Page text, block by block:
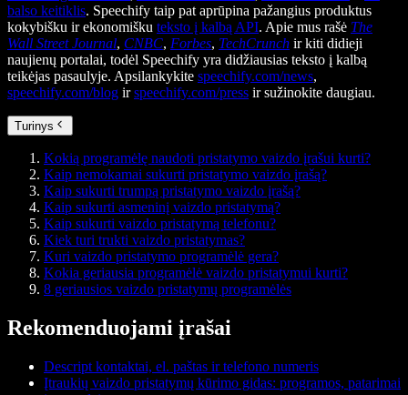
balso keitiklis. Speechify taip pat aprūpina pažangius produktus
kokybišku ir ekonomišku teksto į kalbą API. Apie mus rašė The
Wall Street Journal, CNBC, Forbes, TechCrunch ir kiti didieji
naujienų portalai, todėl Speechify yra didžiausias teksto į kalbą
teikėjas pasaulyje. Apsilankykite speechify.com/news,
speechify.com/blog irspeechify.com/press ir sužinokite daugiau.
Turinys
Kokią programėlę naudoti pristatymo vaizdo įrašui kurti?
Kaip nemokamai sukurti pristatymo vaizdo įrašą?
Kaip sukurti trumpą pristatymo vaizdo įrašą?
Kaip sukurti asmeninį vaizdo pristatymą?
Kaip sukurti vaizdo pristatymą telefonu?
Kiek turi trukti vaizdo pristatymas?
Kuri vaizdo pristatymo programėlė gera?
Kokia geriausia programėlė vaizdo pristatymui kurti?
8 geriausios vaizdo pristatymų programėlės
Rekomenduojami įrašai
Descript kontaktai, el. paštas ir telefono numeris
Įtraukių vaizdo pristatymų kūrimo gidas: programos, patarimai